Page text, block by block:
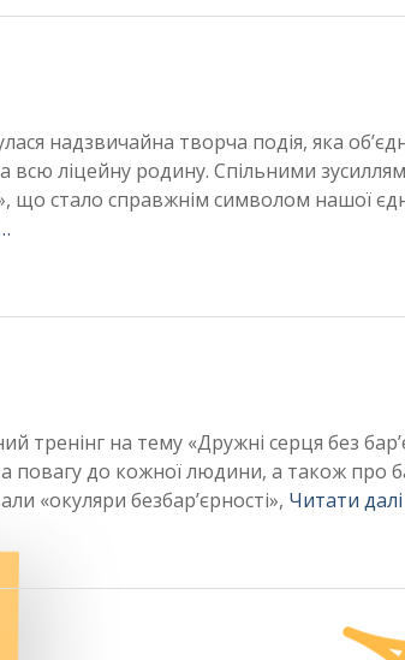
надзвичайна творча подія, яка
всю ліцейну родину. Спільними
стало справжнім символом нашої
тренінг на тему «Дружні серця без
повагу до кожної людини, а також про
«окуляри безбар’єрності», Читати